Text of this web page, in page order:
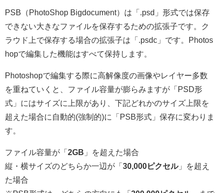
PSB（PhotoShop Bigdocument）は「.psd」形式では保存
できない大きなファイルを保存するための拡張子です。ク
ラウド上で保存する場合の拡張子は「.psdc」です。Photos
hopで編集した機能はすべて保持します。
Photoshopで編集する際に高解像度の画像やレイヤー多数
を重ねていくと、ファイル容量が膨らみますが「PSD形
式」にはサイズに上限があり、下記どれかのサイズ上限を
超えた場合に自動的(強制的)に「PSB形式」保存に変わりま
す。
ファイル容量が「 2GB 」を超えた場合
縦・横サイズのどちらか一辺が「 30,000ピクセル」を超え
た場合